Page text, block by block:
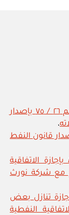
المرسوم السلطاني رقم ٢٦ / ٧٥ بإصدار
،
رقم ٤٢ / ٧٤ بإصدار قانون النفط
المرسوم السلطاني رقم ٤١ / ٨٥ بإجازة الاتفاقية
الموقعة بتاريخ ٢٥ فبراير ١٩٨٥م مع شركة نورث
السلطاني رقم ٨ / ٨٦ بإجازة تنازل بعض
النفطية